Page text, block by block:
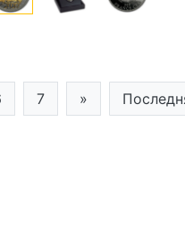
7 »